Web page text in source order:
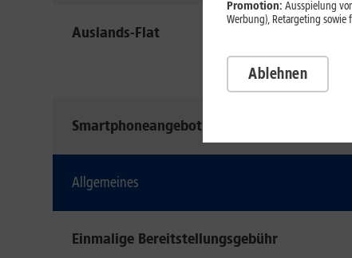
Auslands-Flat
Smartphoneangebot
Allgemeines
Einmalige Bereitstellungsgebühr
Promotion: Ausspielung
Werbung), Retargeting sowie
Ablehnen